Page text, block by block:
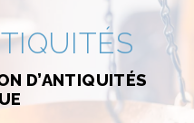
D’ANTIQUITÉS